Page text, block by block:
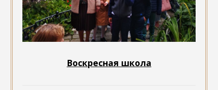
Воскресная школа